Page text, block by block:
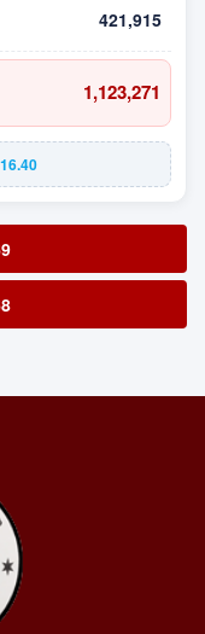
421,915
1,123,271